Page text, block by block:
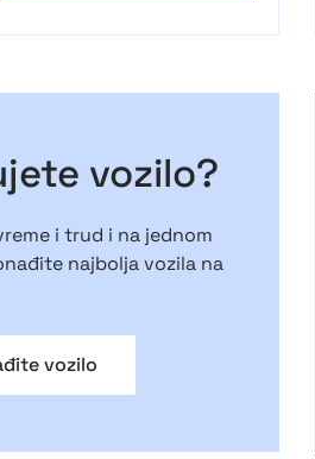
vozilo?
i trud i na jednom
najbolja vozila na
vozilo